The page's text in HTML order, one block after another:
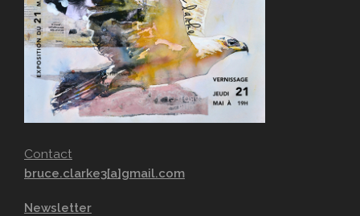
Contact
bruce.clarke3[a]gmail.com
Newsletter